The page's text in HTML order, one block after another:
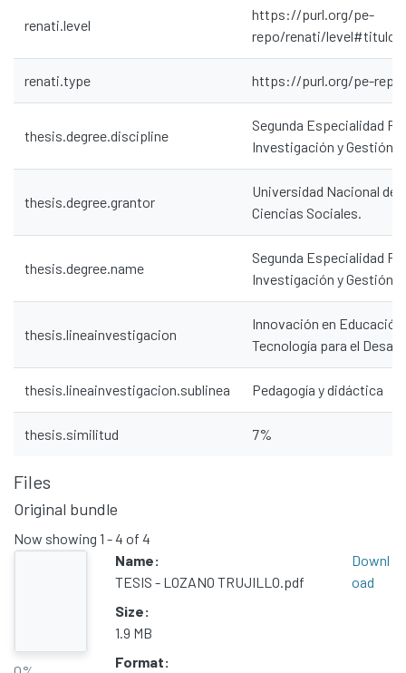
Communities & Collections
Contacto
Políticas
renati.level
https://purl.org/pe-
repo/renati/
renati.type https://purl.org/pe-
thesis.degree.discipline
Segunda Especialidad
Investigación y Gestión
thesis.degree.grantor
Universidad Nacional de
Ciencias Sociales.
thesis.degree.name
Segunda Especialidad
Investigación y Gestión
thesis.lineainvestigacion
Innovación en
Tecnología para el
thesis.lineainvestigacion.sublinea Pedagogía y didáctica
thesis.similitud 7%
Files
Original bundle
Now showing 1 - 4 of 4
Name:
TESIS - LOZANO TRUJILLO.pdf
Size:
1.9 MB
Format:
Downl
oad